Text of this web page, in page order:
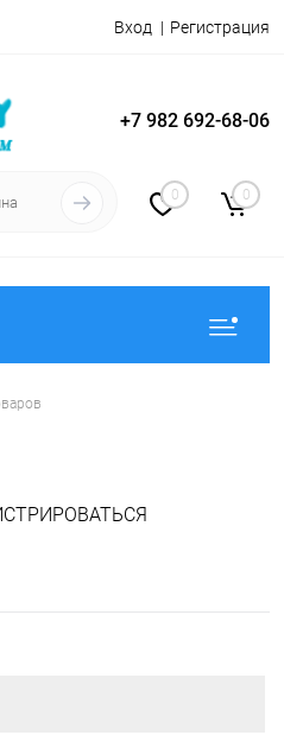
Вход Регистрация
+7 982 692-68-06
0 0